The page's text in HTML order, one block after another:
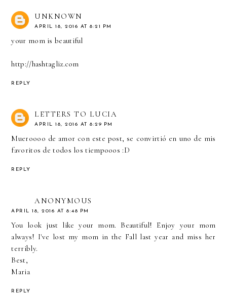
UNKNOWN
APRIL 18, 2016 AT 8:21 PM
your mom is beautiful
http://hashtagliz.com
REPLY
LETTERS TO LUCIA
APRIL 18, 2016 AT 8:29 PM
Mueroooo de amor con este post, se convirtió en uno de mis
favoritos de todos los tiempooos :D
REPLY
ANONYMOUS
APRIL 18, 2016 AT 8:48 PM
You look just like your mom. Beautiful! Enjoy your mom
always! I've lost my mom in the Fall last year and miss her
terribly.
Best,
Maria
REPLY